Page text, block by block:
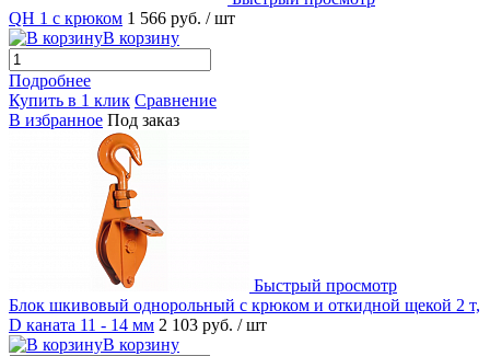
QH 1 с крюком 1 566 руб. / шт
В корзину
Подробнее
Купить в 1 клик Сравнение
В избранное Под заказ
Быстрый просмотр
Блок шкивовый однорольный с крюком и откидной щекой 2 т,
D каната 11 - 14 мм 2 103 руб. / шт
В корзину